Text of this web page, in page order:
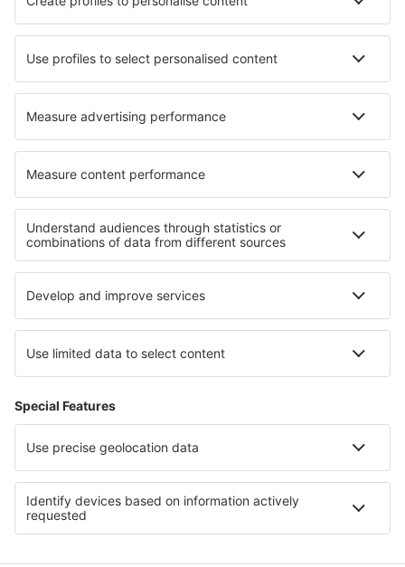
Hotel in Delémont Hotel in Kawakami
Hotel in Castle Forbes Bay Hotel in Rodels
I migliori hotel - zone
Hotel in Riviera Romagnola Hotel in Dolomites
Hotel in Friuli-Venezia Giulia Hotel in Ischia
Hotel in Val Rendena Hotel a Porta Cordillera
Hotel a Puerto Rico Hotel a Hurghada
Hotel sulla Costa Verde Hotel in Tayrona National Park